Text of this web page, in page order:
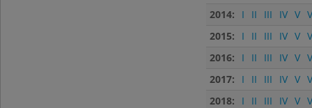
2014:
I II III IV V
2015:
I II III IV V
2016:
I II III IV V
2017:
I II III IV V
2018:
I II III IV V